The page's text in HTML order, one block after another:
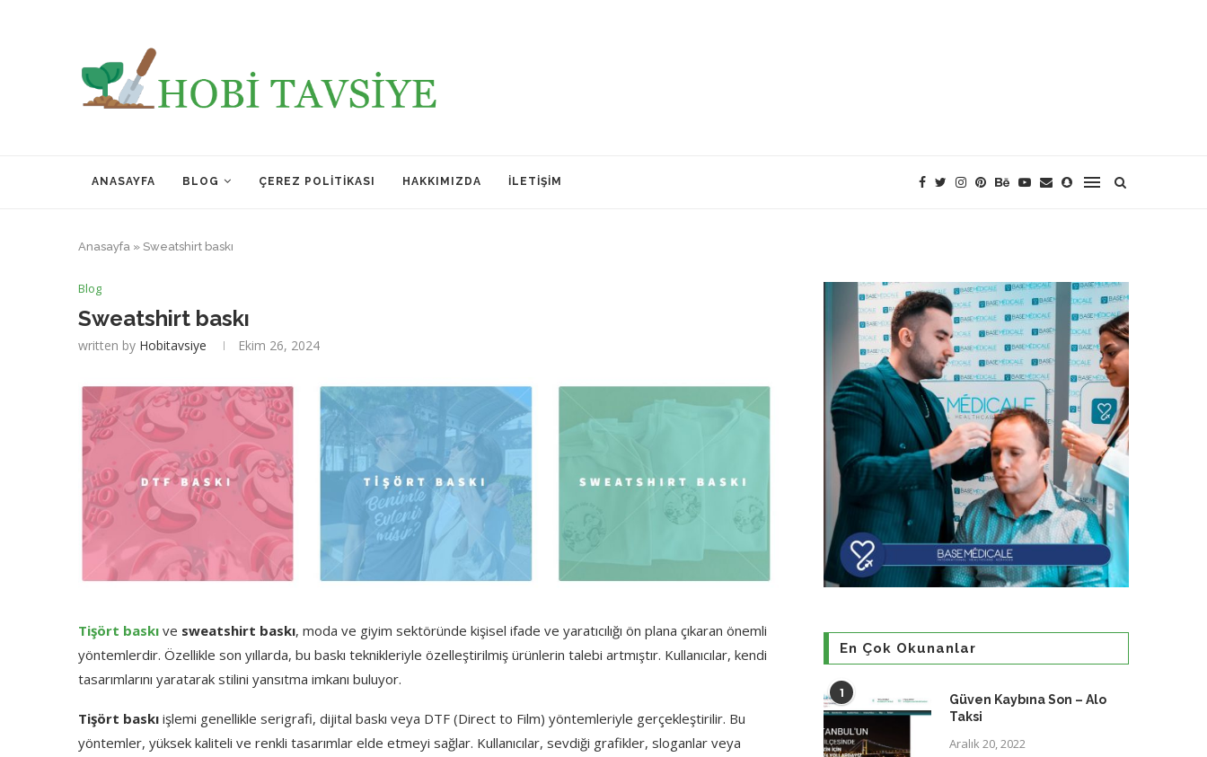
ANASAYFA BLOG ÇEREZ POLITIKASI HAKKIMIZDA İLETIŞIM
Anasayfa » Sweatshirt baskı
Blog
Sweatshirt baskı
written by Hobitavsiye Ekim 26, 2024
Tişört baskı ve sweatshirt baskı, moda ve giyim sektöründe kişisel ifade ve yaratıcılığı ön plana çıkaran önemli
yöntemlerdir. Özellikle son yıllarda, bu baskı teknikleriyle özelleştirilmiş ürünlerin talebi artmıştır. Kullanıcılar, kendi
tasarımlarını yaratarak stilini yansıtma imkanı buluyor.
Tişört baskı işlemi genellikle serigrafi, dijital baskı veya DTF (Direct to Film) yöntemleriyle gerçekleştirilir. Bu
yöntemler, yüksek kaliteli ve renkli tasarımlar elde etmeyi sağlar. Kullanıcılar, sevdiği grafikler, sloganlar veya
En Çok Okunanlar
1
Güven Kaybına Son – Alo
Taksi
Aralık 20, 2022